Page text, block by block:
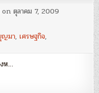
on ตุลาคม 7, 2009
ญมา, เศรษฐกิจ,
ห…